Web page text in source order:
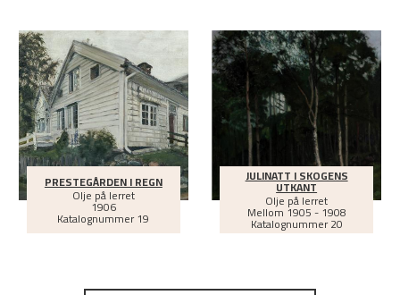
PRESTEGÅRDEN I REGN
Olje på lerret
1906
Katalognummer 19
JULINATT I SKOGENS
UTKANT
Olje på lerret
Mellom 1905 - 1908
Katalognummer 20